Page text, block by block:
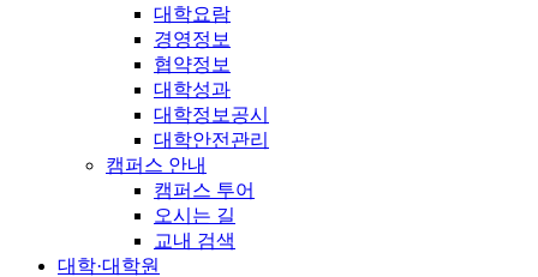
대학요람
경영정보
협약정보
대학성과
대학정보공시
대학안전관리
캠퍼스 안내
캠퍼스 투어
오시는 길
교내 검색
대학·대학원